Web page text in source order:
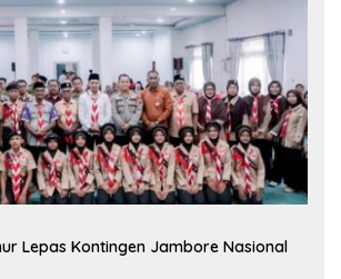
Lepas Kontingen Jambore Nasional